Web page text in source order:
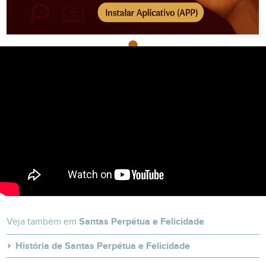
Veja também emSantas Perpétua e Felicidade
História de Santas Perpétua e Felicidade